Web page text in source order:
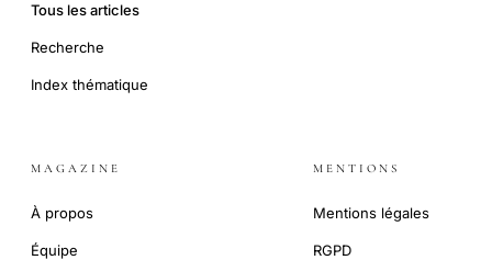
Tous les articles
Recherche
Index thématique
MAGAZINE
À propos
Équipe
MENTIONS
Mentions légales
RGPD